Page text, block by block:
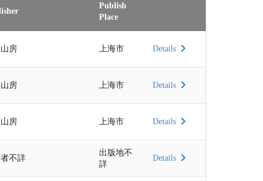
Publish
Place
房 上海市 Details
房 上海市 Details
房 上海市 Details
不詳
出版地不
詳
Details